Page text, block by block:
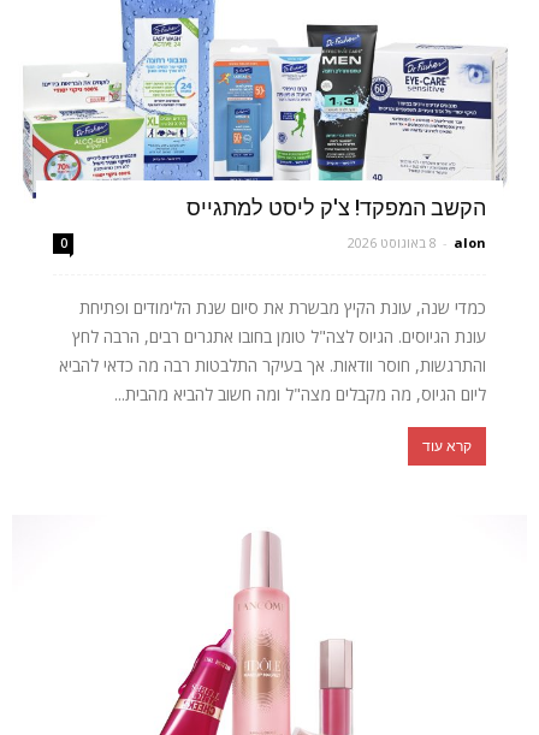
הקשב המפקד! צ'ק ליסט למתגייס
alon
- 8 באוגוסט 2026 0
כמדי שנה, עונת הקיץ מבשרת את סיום שנת הלימודים ופתיחת
עונת הגיוסים. הגיוס לצה"ל טומן בחובו אתגרים רבים, הרבה לחץ
והתרגשות, חוסר וודאות. אך בעיקר התלבטות רבה מה כדאי להביא
ליום הגיוס, מה מקבלים מצה"ל ומה חשוב להביא מהבית...
קרא עוד